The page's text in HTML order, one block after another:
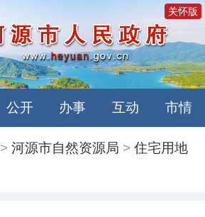
关怀版
公开 办事 互动 市情
>河源市自然资源局 >住宅用地